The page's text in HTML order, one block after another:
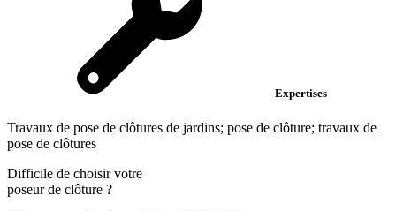
Expertises
Travaux de pose de clôtures de jardins; pose de clôture; travaux de
pose de clôtures
Difficile de choisir votre
poseur de clôture ?